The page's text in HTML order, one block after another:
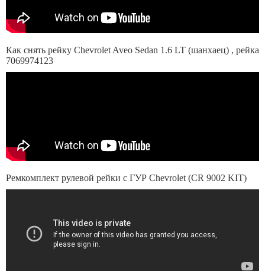
Как снять рейку Chevrolet Aveo Sedan 1.6 LT (шанхаец) , рейка
7069974123
Ремкомплект рулевой рейки с ГУР Chevrolet (CR 9002 KIT)